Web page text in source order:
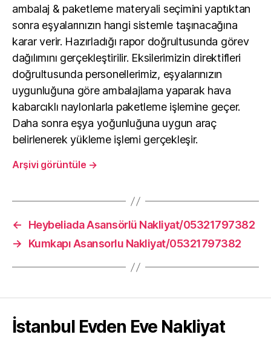
ambalaj & paketleme materyali seçimini yaptıktan
sonra eşyalarınızın hangi sistemle taşınacağına
karar verir. Hazırladığı rapor doğrultusunda görev
dağılımını gerçekleştirilir. Eksilerimizin direktifleri
doğrultusunda personellerimiz, eşyalarınızın
uygunluğuna göre ambalajlama yaparak hava
kabarcıklı naylonlarla paketleme işlemine geçer.
Daha sonra eşya yoğunluğuna uygun araç
belirlenerek yükleme işlemi gerçekleşir.
Arşivi görüntüle →
←
Heybeliada Asansörlü Nakliyat/05321797382
→
Kumkapı Asansorlu Nakliyat/05321797382
İstanbul Evden Eve Nakliyat